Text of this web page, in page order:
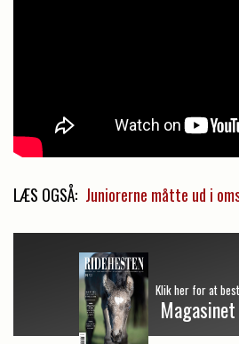
LÆS OGSÅ: Juniorerne måtte ud i
Klik her for at